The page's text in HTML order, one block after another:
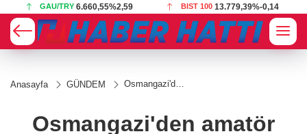
GAU/TRY 6.660,55%2,59 BIST 100 13.779,39%-0,14
Anasayfa GÜNDEM
Osmangazi'den
destek
Osmangazi'den amatör